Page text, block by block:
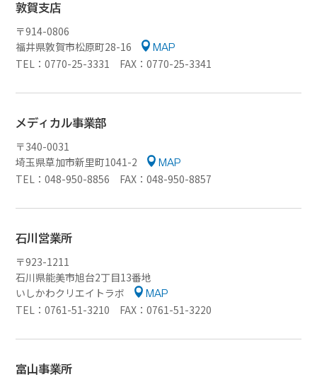
敦賀支店
〒914-0806
福井県敦賀市松原町28-16
MAP
TEL：0770-25-3331 FAX：0770-25-3341
メディカル事業部
〒340-0031
埼玉県草加市新里町1041-2
MAP
TEL：048-950-8856 FAX：048-950-8857
石川営業所
〒923-1211
石川県能美市旭台2丁目13番地
いしかわクリエイトラボ
MAP
TEL：0761-51-3210 FAX：0761-51-3220
富山事業所